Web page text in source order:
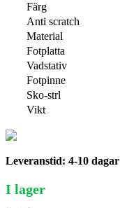
Färg
Anti scratch
Material
Fotplatta
Vadstativ
Fotpinne
Sko-strl
Vikt
Leveranstid: 4-10 dagar
I lager